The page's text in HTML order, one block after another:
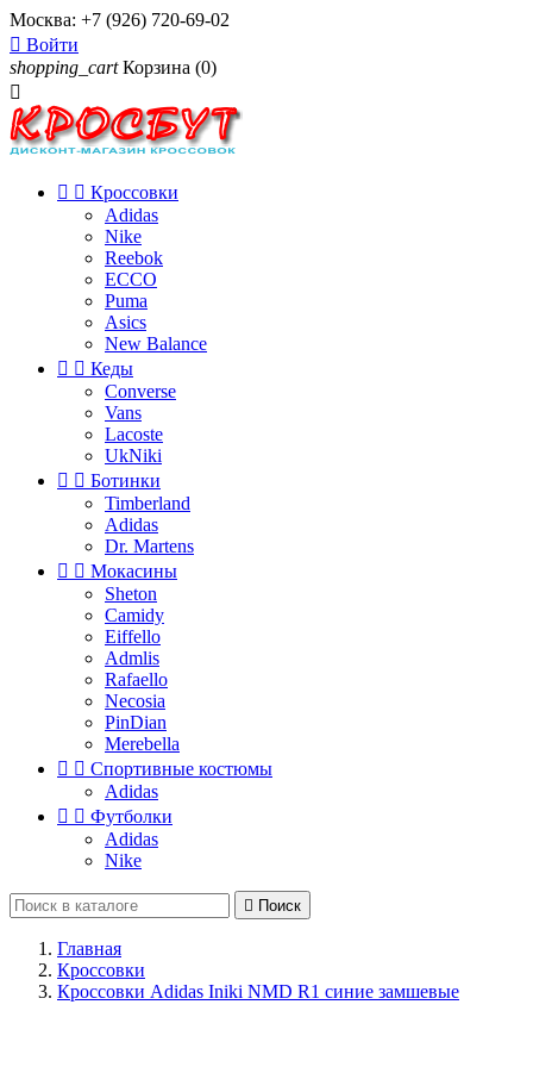
Москва: +7 (926) 720-69-02
 Войти
shopping_cart Корзина (0)

  Кроссовки
Adidas
Nike
Reebok
ECCO
Puma
Asics
New Balance
  Кеды
Converse
Vans
Lacoste
UkNiki
  Ботинки
Timberland
Adidas
Dr. Martens
  Мокасины
Sheton
Camidy
Eiffello
Admlis
Rafaello
Necosia
PinDian
Merebella
  Спортивные костюмы
Adidas
  Футболки
Adidas
Nike
 Поиск
Главная
Кроссовки
Кроссовки Adidas Iniki NMD R1 синие замшевые